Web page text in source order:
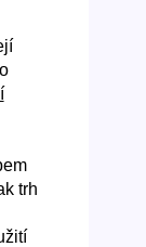
trh